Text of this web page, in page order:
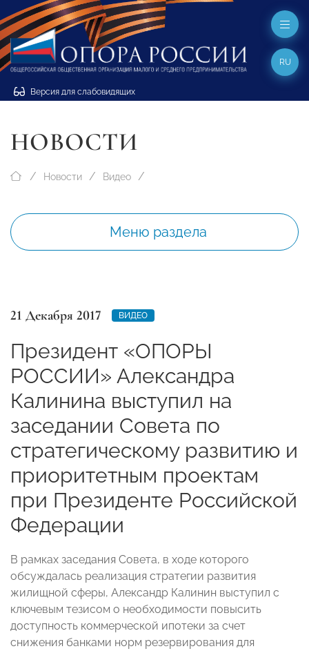
Версия для слабовидящих
RU
НОВОСТИ
Новости Видео
Меню раздела
21 Декабря 2017 ВИДЕО
Президент «ОПОРЫ
РОССИИ» Александра
Калинина выступил на
заседании Совета по
стратегическому развитию и
приоритетным проектам
при Президенте Российской
Федерации
В рамках заседания Совета, в ходе которого
обсуждалась реализация стратегии развития
жилищной сферы, Александр Калинин выступил с
ключевым тезисом о необходимости повысить
доступность коммерческой ипотеки за счет
снижения банками норм резервирования для